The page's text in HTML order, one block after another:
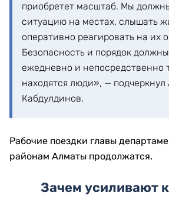
приобретет масштаб. Мы
ситуацию на местах, слышать
оперативно реагировать на их
Безопасность и порядок
ежедневно и непосредственно
находятся люди», —
Кабдулдинов.
Рабочие поездки главы
районам Алматы продолжатся.
Зачем усиливают